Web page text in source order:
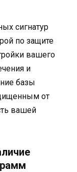
сигнатур
по защите
вашего
и
базы
от
вашей